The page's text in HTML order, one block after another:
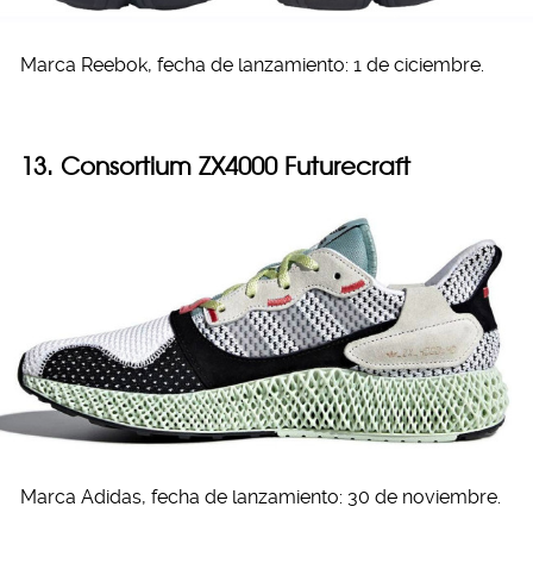
Marca Reebok, fecha de lanzamiento: 1 de ciciembre.
13. Consortium ZX4000 Futurecraft
Marca Adidas, fecha de lanzamiento: 30 de noviembre.